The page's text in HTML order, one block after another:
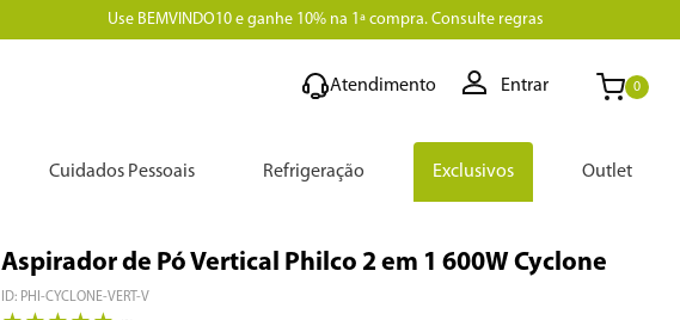
Use BEMVINDO10 e ganhe 10% na 1ª compra. Consulte regras
Atendimento Entrar 0
Cuidados Pessoais Refrigeração Exclusivos Outlet
Aspirador de Pó Vertical Philco 2 em 1 600W Cyclone
ID: PHI-CYCLONE-VERT-V